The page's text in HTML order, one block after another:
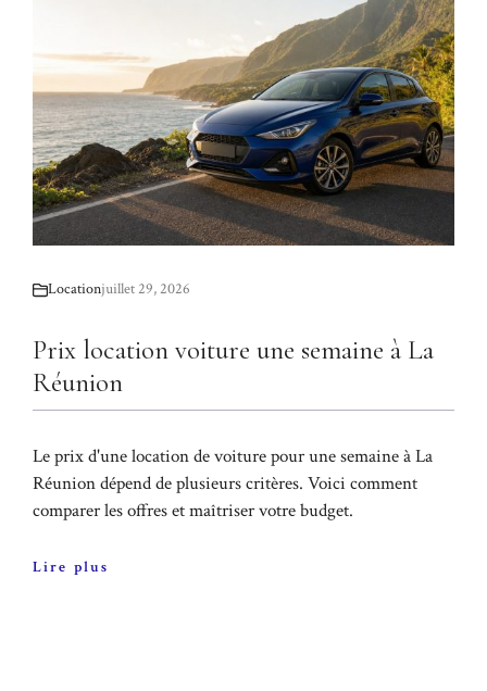
Locationjuillet 29, 2026
Prix location voiture une semaine à La
Réunion
Le prix d'une location de voiture pour une semaine à La
Réunion dépend de plusieurs critères. Voici comment
comparer les offres et maîtriser votre budget.
Lire plus